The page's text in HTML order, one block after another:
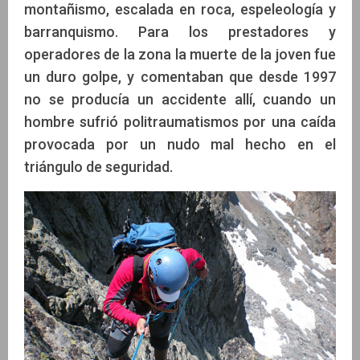
montañismo, escalada en roca, espeleología y
barranquismo. Para los prestadores y
operadores de la zona la muerte de la joven fue
un duro golpe, y comentaban que desde 1997
no se producía un accidente allí, cuando un
hombre sufrió politraumatismos por una caída
provocada por un nudo mal hecho en el
triángulo de seguridad.